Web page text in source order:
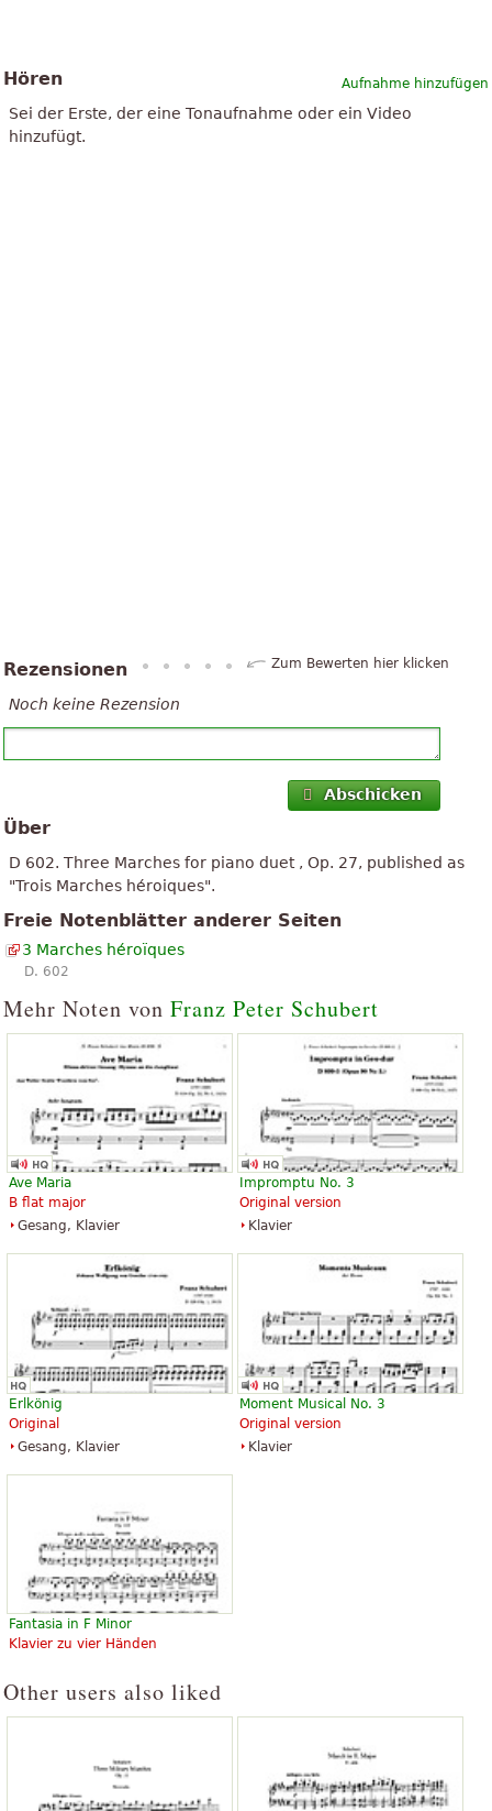
Aufnahme hinzufügen
Hören
Sei der Erste, der eine Tonaufnahme oder ein Video
hinzufügt.
Rezensionen Zum Bewerten hier klicken
Noch keine Rezension
Abschicken
Über
D 602. Three Marches for piano duet , Op. 27, published as
"Trois Marches héroiques".
Freie Notenblätter anderer Seiten
3 Marches héroïques
D. 602
Mehr Noten von Franz Peter Schubert
Ave Maria
B flat major
Gesang, Klavier
Impromptu No. 3
Original version
Klavier
Erlkönig
Original
Gesang, Klavier
Moment Musical No. 3
Original version
Klavier
Fantasia in F Minor
Klavier zu vier Händen
Other users also liked